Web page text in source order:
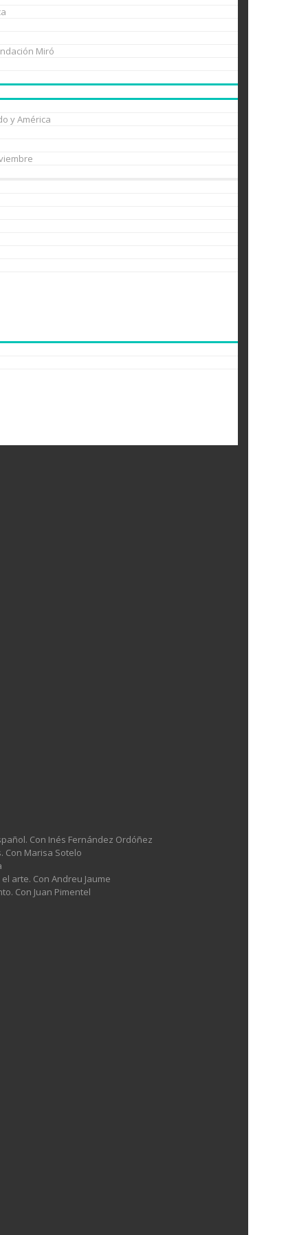
Miró
y América
Con Inés Fernández Ordóñez
Con Marisa Sotelo
arte. Con Andreu Jaume
Con Juan Pimentel